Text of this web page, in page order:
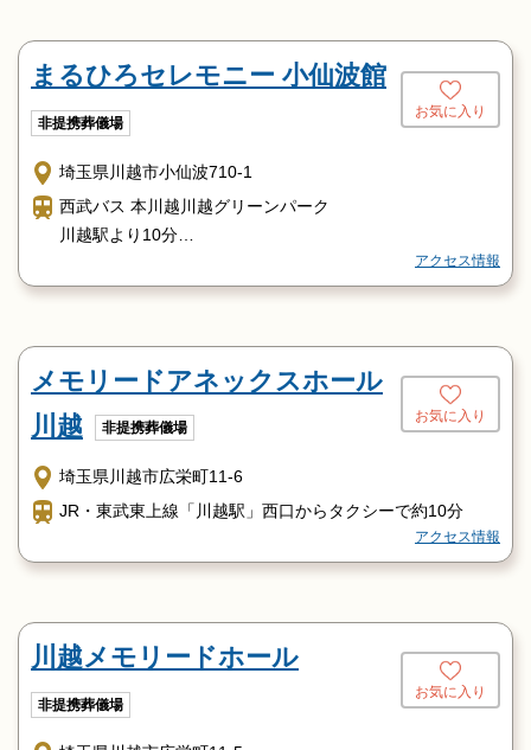
まるひろセレモニー 小仙波館
非提携葬儀場
お気に入り
埼玉県川越市小仙波710-1
西武バス 本川越川越グリーンパーク
川越駅より10分
アクセス情報
メモリードアネックスホール
川越
非提携葬儀場
お気に入り
埼玉県川越市広栄町11-6
JR・東武東上線「川越駅」西口からタクシーで約10分
アクセス情報
川越メモリードホール
非提携葬儀場
お気に入り